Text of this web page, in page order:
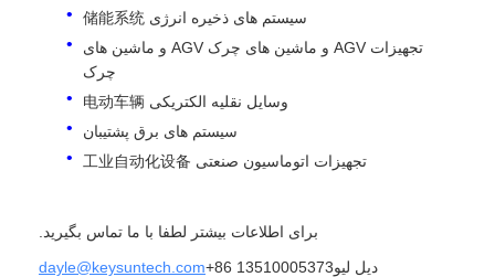
سیستم های ذخیره انرژی 储能系统
تجهیزات AGV و ماشین های چرک AGV و ماشین های
چرک
وسایل نقلیه الکتریکی 电动车辆
سیستم های برق پشتیبان
تجهیزات اتوماسیون صنعتی 工业自动化设备
برای اطلاعات بیشتر لطفا با ما تماس بگیرید.
دیل لیو
dayle@keysuntech.com+86 13510005373